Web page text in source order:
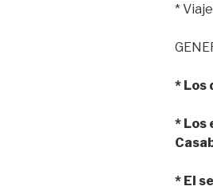
*
* Los
* Los
* El